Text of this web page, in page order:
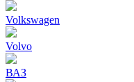
Volkswagen
Volvo
ВАЗ